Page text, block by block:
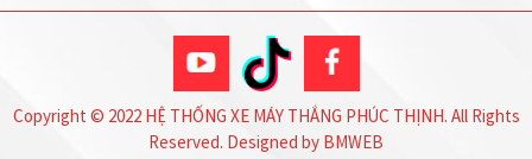
Copyright © 2022 HỆ THỐNG XE MÁY THẮNG PHÚC THỊNH. All Rights
Reserved. Designed by BMWEB